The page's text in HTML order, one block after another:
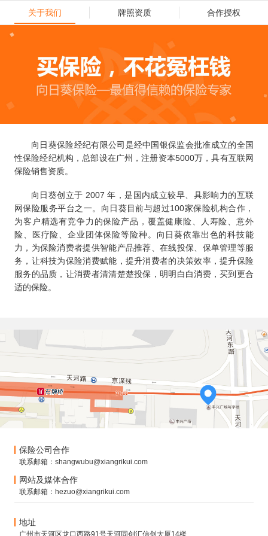
关于我们 牌照资质 合作授权
向日葵保险经纪有限公司是经中国银保监会批准成立的全国
性保险经纪机构，总部设在广州，注册资本5000万，具有互联网
保险销售资质。
向日葵创立于 2007 年，是国内成立较早、具影响力的互联
网保险服务平台之一。向日葵目前与超过100家保险机构合作，
为客户精选有竞争力的保险产品，覆盖健康险、人寿险、意外
险、医疗险、企业团体保险等险种。向日葵依靠出色的科技能
力，为保险消费者提供智能产品推荐、在线投保、保单管理等服
务，让科技为保险消费赋能，提升消费者的决策效率，提升保险
服务的品质，让消费者清清楚楚投保，明明白白消费，买到更合
适的保险。
保险公司合作
联系邮箱：shangwubu@xiangrikui.com
网站及媒体合作
联系邮箱：hezuo@xiangrikui.com
地址
广州市天河区龙口西路91号天河同创汇信创大厦14楼